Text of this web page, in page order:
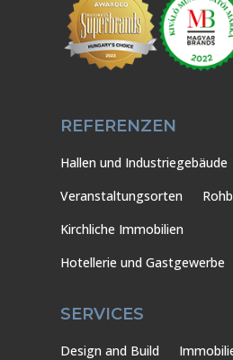
REFERENZEN
Hallen und Industriegebäude
Veranstaltungsorten
Kirchliche Immobilien
Hotellerie und Gastgewerbe
SERVICES
Design and Build